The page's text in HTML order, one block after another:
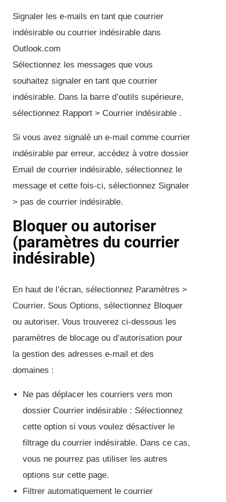
Signaler les e-mails en tant que courrier
indésirable ou courrier indésirable dans
Outlook.com
Sélectionnez les messages que vous
souhaitez signaler en tant que courrier
indésirable. Dans la barre d’outils supérieure,
sélectionnez Rapport > Courrier indésirable .
Si vous avez signalé un e-mail comme courrier
indésirable par erreur, accédez à votre dossier
Email de courrier indésirable, sélectionnez le
message et cette fois-ci, sélectionnez Signaler
> pas de courrier indésirable.
Bloquer ou autoriser
(paramètres du courrier
indésirable)
En haut de l’écran, sélectionnez Paramètres >
Courrier. Sous Options, sélectionnez Bloquer
ou autoriser. Vous trouverez ci-dessous les
paramètres de blocage ou d’autorisation pour
la gestion des adresses e-mail et des
domaines :
Ne pas déplacer les courriers vers mon
dossier Courrier indésirable : Sélectionnez
cette option si vous voulez désactiver le
filtrage du courrier indésirable. Dans ce cas,
vous ne pourrez pas utiliser les autres
options sur cette page.
Filtrer automatiquement le courrier